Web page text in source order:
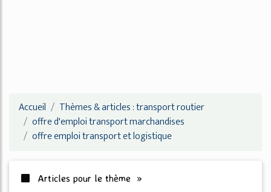
Accueil
Thèmes & articles : transport routier
offre d'emploi transport marchandises
offre emploi transport et logistique
Articles pour le thème »